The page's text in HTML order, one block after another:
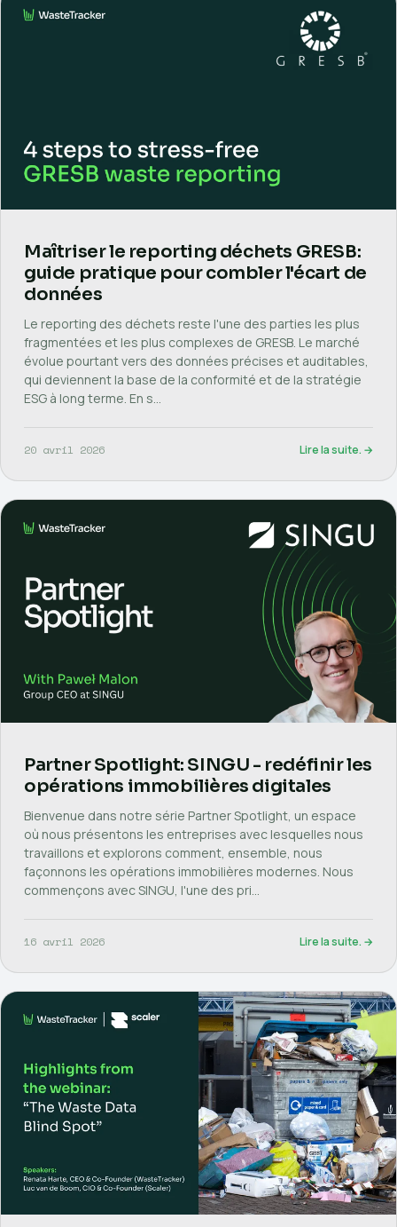
Maîtriser le reporting déchets GRESB:
guide pratique pour combler l'écart de
données
Le reporting des déchets reste l'une des parties les plus
fragmentées et les plus complexes de GRESB. Le marché
évolue pourtant vers des données précises et auditables,
qui deviennent la base de la conformité et de la stratégie
ESG à long terme. En s…
20 avril 2026 Lire la suite. →
Partner Spotlight: SINGU - redéfinir les
opérations immobilières digitales
Bienvenue dans notre série Partner Spotlight, un espace
où nous présentons les entreprises avec lesquelles nous
travaillons et explorons comment, ensemble, nous
façonnons les opérations immobilières modernes. Nous
commençons avec SINGU, l'une des pri…
16 avril 2026 Lire la suite. →